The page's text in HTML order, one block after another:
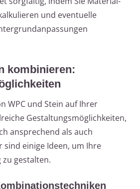
und eventuelle
kombinieren:
WPC und Stein auf Ihrer
Gestaltungsmöglichkeiten,
ansprechend als auch
einige Ideen, um Ihre
gestalten.